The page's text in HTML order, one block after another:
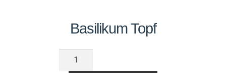
Basilikum Topf
Basilikum